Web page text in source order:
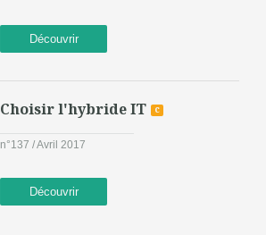
Découvrir
Choisir l'hybride IT c
n°137 / Avril 2017
Découvrir